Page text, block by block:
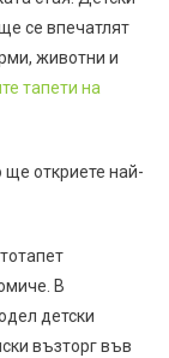
се впечатлят
животни и
тапети на
ще откриете най-
В
детски
възторг във